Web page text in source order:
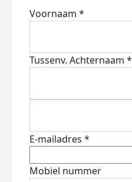
Voornaam *
Tussenv. Achternaam *
E-mailadres *
Mobiel nummer